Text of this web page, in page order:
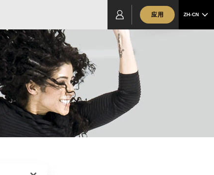
应用 ZH-CN